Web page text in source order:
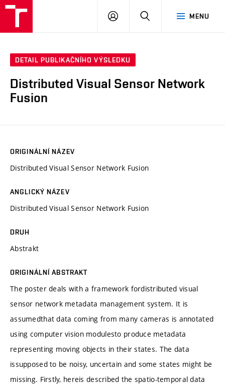
MENU
PŘIHLÁSIT
DETAIL PUBLIKAČNÍHO VÝSLEDKU
Distributed Visual Sensor Network
Fusion
ORIGINÁLNÍ NÁZEV
Distributed Visual Sensor Network Fusion
ANGLICKÝ NÁZEV
Distributed Visual Sensor Network Fusion
DRUH
Abstrakt
ORIGINÁLNÍ ABSTRAKT
The poster deals with a framework fordistributed visual
sensor network metadata management system. It is
assumedthat data coming from many cameras is annotated
using computer vision modulesto produce metadata
representing moving objects in their states. The data
issupposed to be noisy, uncertain and some states might be
missing. Firstly, hereis described the spatio-temporal data